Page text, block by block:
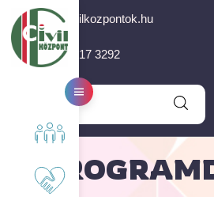
info@civilkozpontok.hu
+36 30 617 3292
Rólunk
Együttműködő